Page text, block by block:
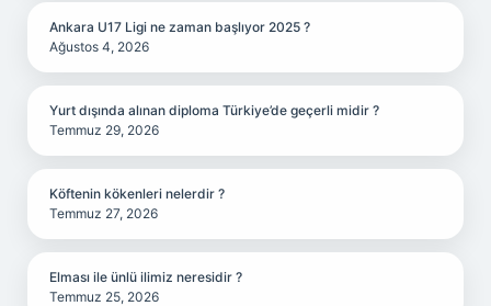
Ankara U17 Ligi ne zaman başlıyor 2025 ?
Ağustos 4, 2026
Yurt dışında alınan diploma Türkiye’de geçerli midir ?
Temmuz 29, 2026
Köftenin kökenleri nelerdir ?
Temmuz 27, 2026
Elması ile ünlü ilimiz neresidir ?
Temmuz 25, 2026